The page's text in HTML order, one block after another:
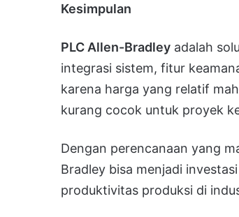
Kesimpulan
PLC Allen-Bradley adalah
integrasi sistem, fitur
karena harga yang relatif
kurang cocok untuk proyek
Dengan perencanaan yang
Bradley bisa menjadi
produktivitas produksi di